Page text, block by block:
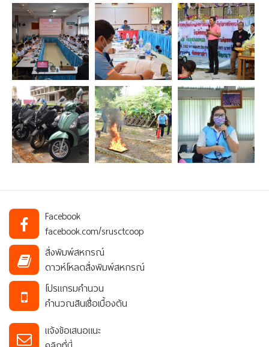
Facebook
facebook.com/srusctcoop
สิ่งพิมพ์สหกรณ์
ดาวห์โหลดสิ่งพิมพ์สหกรณ์
โปรแกรมคำนวน
คำนวณสินเชื่อเบื้องต้น
แจ้งข้อเสนอแนะ